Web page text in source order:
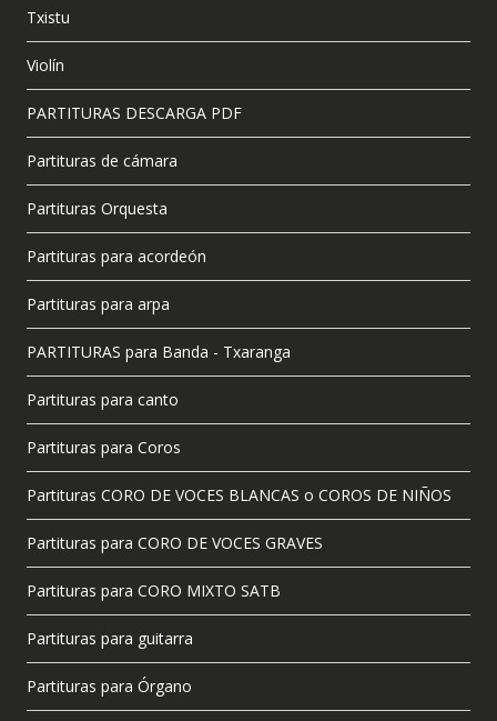
Txistu
Violín
PARTITURAS DESCARGA PDF
Partituras de cámara
Partituras Orquesta
Partituras para acordeón
Partituras para arpa
PARTITURAS para Banda - Txaranga
Partituras para canto
Partituras para Coros
Partituras CORO DE VOCES BLANCAS o COROS DE NIÑOS
Partituras para CORO DE VOCES GRAVES
Partituras para CORO MIXTO SATB
Partituras para guitarra
Partituras para Órgano